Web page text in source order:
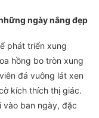
ngày nắng đẹp
phát triển xung
hồng bo tròn xung
đá vuông lát xen
kích thích thị giác.
vào ban ngày, đặc